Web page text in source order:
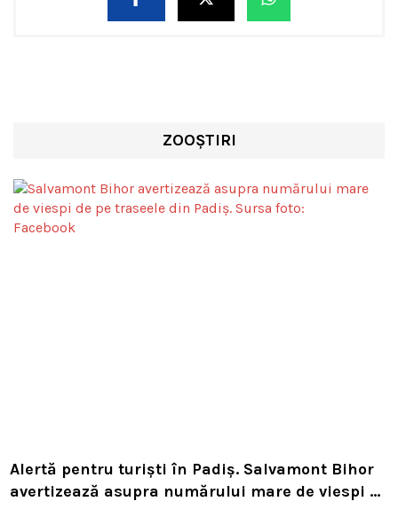
ZOOȘTIRI
Alertă pentru turiști în Padiș. Salvamont Bihor
avertizează asupra numărului mare de viespi de